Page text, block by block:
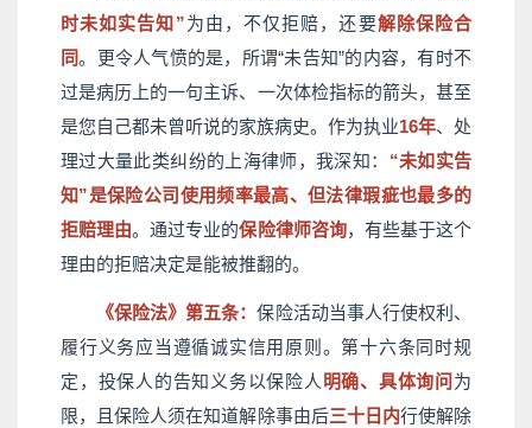
时未如实告知”为由，不仅拒赔，还要解除保险合
同。更令人气愤的是，所谓“未告知”的内容，有时不
过是病历上的一句主诉、一次体检指标的箭头，甚至
是您自己都未曾听说的家族病史。作为执业16年、处
理过大量此类纠纷的上海律师，我深知： “未如实告
知”是保险公司使用频率最高、但法律瑕疵也最多的
拒赔理由。通过专业的保险律师咨询，有些基于这个
理由的拒赔决定是能被推翻的。
《保险法》第五条：保险活动当事人行使权利、
履行义务应当遵循诚实信用原则。第十六条同时规
定，投保人的告知义务以保险人 明确、具体询问 为
限，且保险人须在知道解除事由后三十日内行使解除